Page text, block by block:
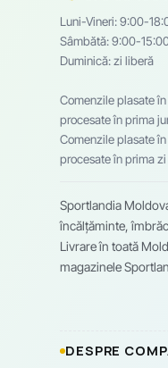
Luni-Vineri: 9:00-
Sâmbătă: 9:00-
Duminică: zi liberă
Comenzile plasate
procesate în prima
Comenzile plasate
procesate în prima
Sportlandia
încălțăminte,
Livrare în toată
magazinele
DESPRE